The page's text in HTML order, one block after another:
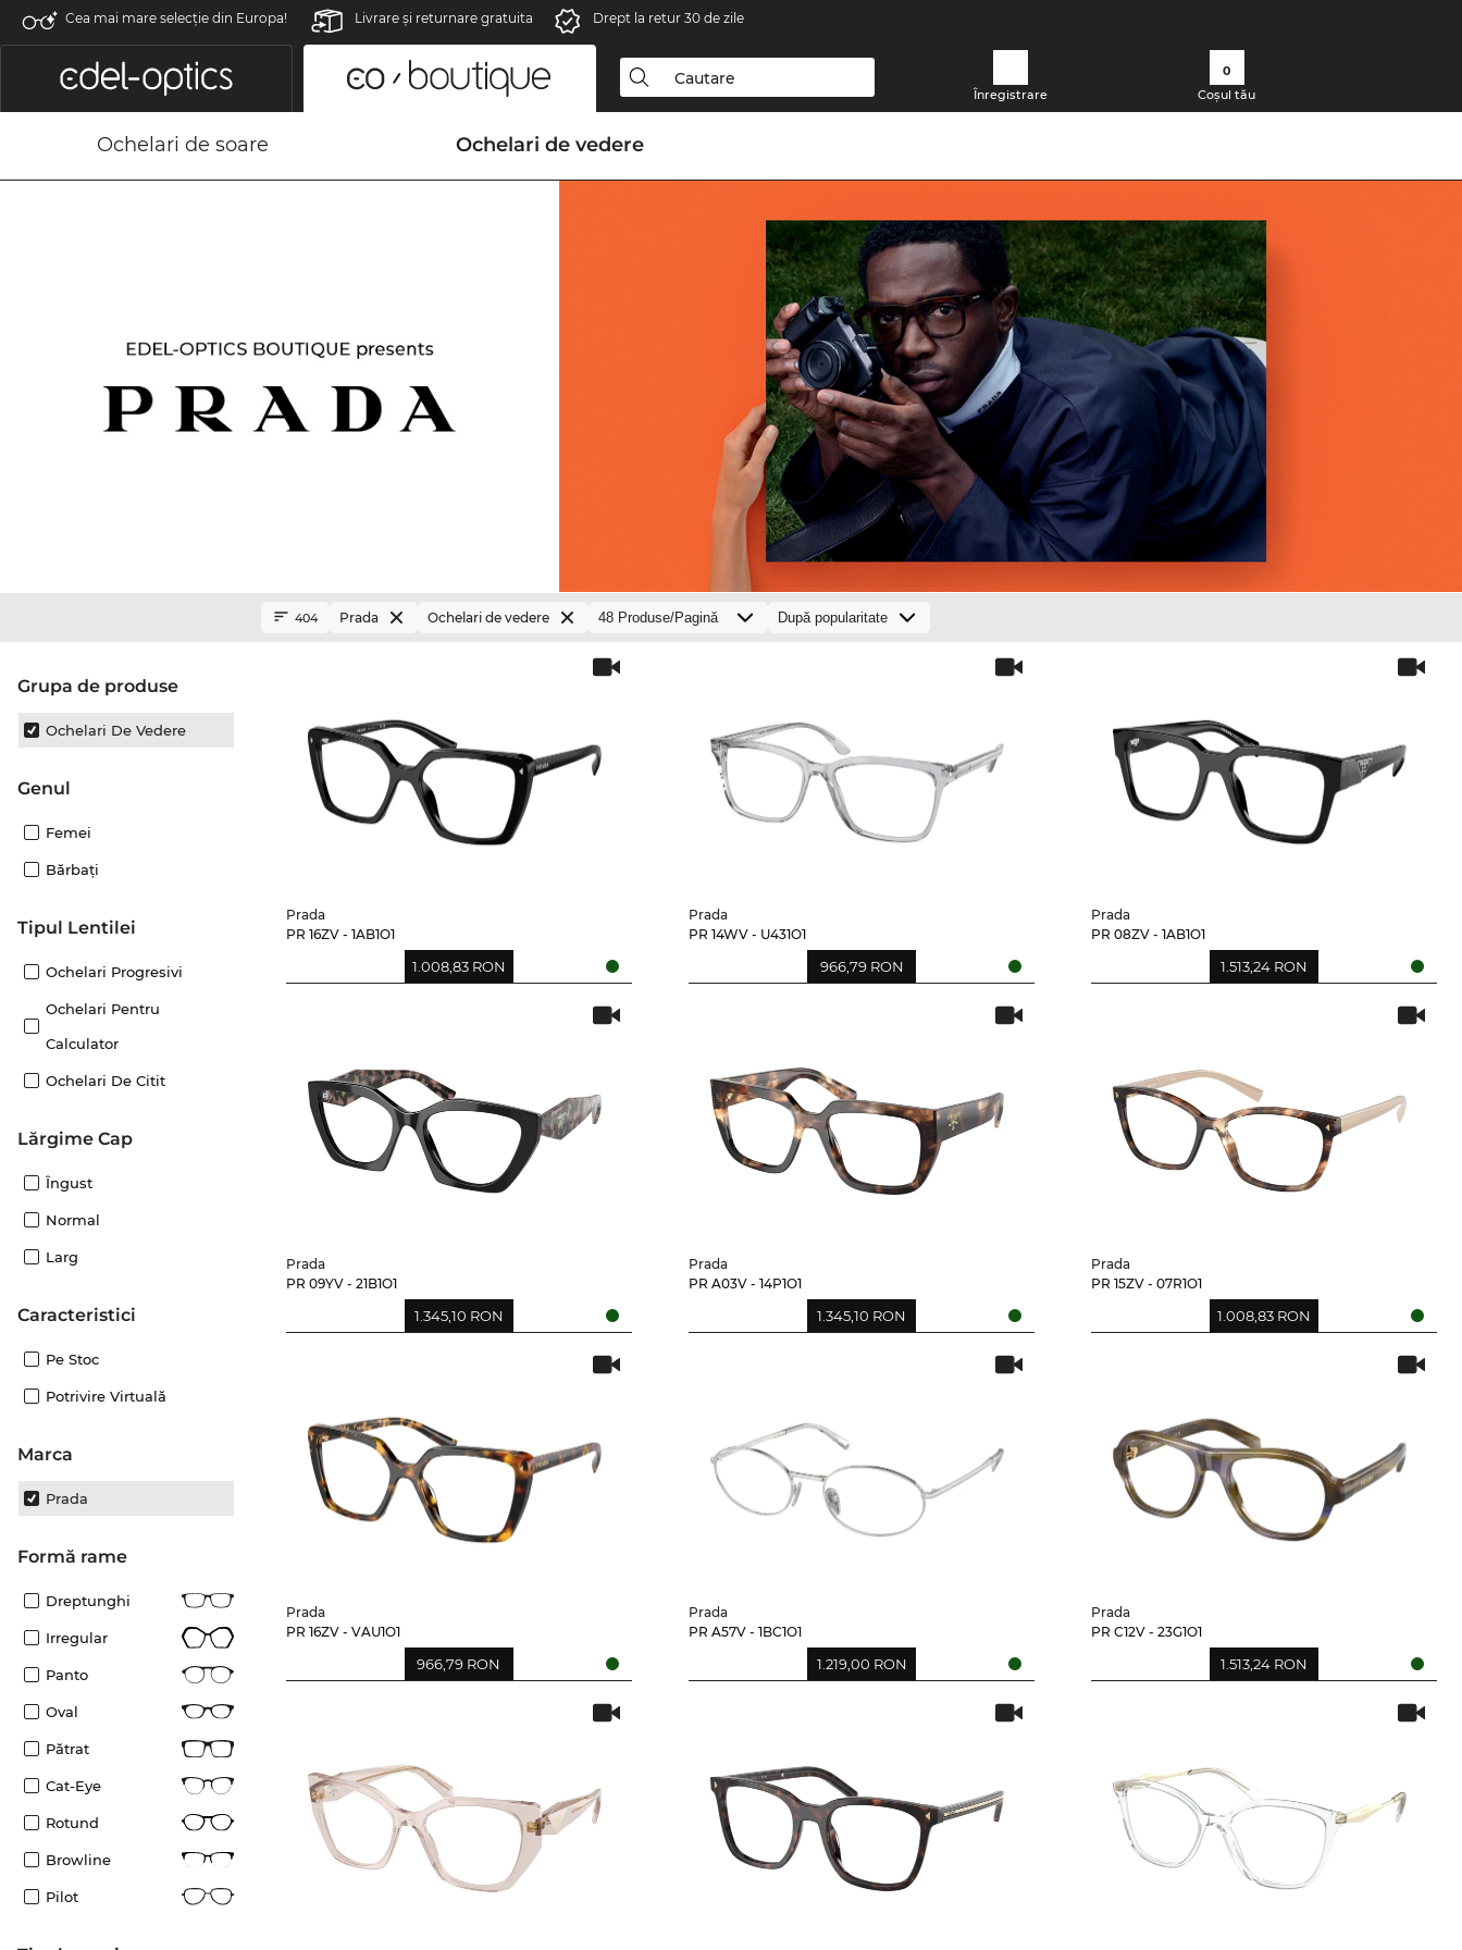
Cea mai mare selecție din Europa! Livrare şi returnare gratuita Drept la retur 30 de zile
Înregistrare
0
Coșul tău
Ochelari de soare Ochelari de vedere
Grupa de produse
Ochelari De Vedere
Genul
Femei
Bărbaţi
Tipul Lentilei
Ochelari Progresivi
Ochelari Pentru
Calculator
Ochelari De Citit
Lărgime Cap
Îngust
Normal
Larg
Caracteristici
Pe Stoc
Potrivire Virtuală
marca
Prada
Formă rame
Dreptunghi
Irregular
Panto
Oval
Pătrat
Cat-Eye
Rotund
Browline
Pilot
404 Prada Ochelari de vedere
Prada
PR 16ZV - 1AB1O1
1.008,83 RON
Prada
PR 14WV - U431O1
966,79 RON
Prada
PR 08ZV - 1AB1O1
1.513,24 RON
Prada
PR 09YV - 21B1O1
1.345,10 RON
Prada
PR A03V - 14P1O1
1.345,10 RON
Prada
PR 15ZV - 07R1O1
1.008,83 RON
Prada
PR 16ZV - VAU1O1
966,79 RON
Prada
PR A57V - 1BC1O1
1.219,00 RON
Prada
PR C12V - 23G1O1
1.513,24 RON